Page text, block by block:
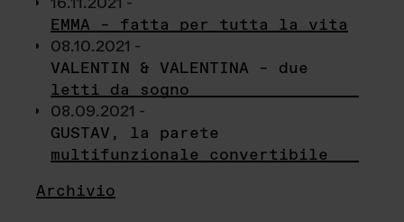
EMMA – fatta per tutta la vita
08.10.2021 -
VALENTIN & VALENTINA – due
letti da sogno
08.09.2021 -
GUSTAV, la parete
multifunzionale convertibile
Archivio